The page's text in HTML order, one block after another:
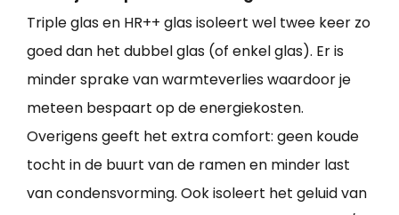
Triple glas en HR++ glas isoleert wel twee keer zo
goed dan het dubbel glas (of enkel glas). Er is
minder sprake van warmteverlies waardoor je
meteen bespaart op de energiekosten.
Overigens geeft het extra comfort: geen koude
tocht in de buurt van de ramen en minder last
van condensvorming. Ook isoleert het geluid van